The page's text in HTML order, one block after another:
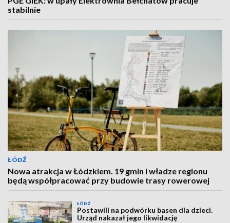
stabilnie
ŁÓDŹ
Nowa atrakcja w Łódzkiem. 19 gmin i władze regionu
będą współpracować przy budowie trasy rowerowej
ŁÓDŹ
Postawili na podwórku basen dla dzieci.
Urząd nakazał jego likwidację